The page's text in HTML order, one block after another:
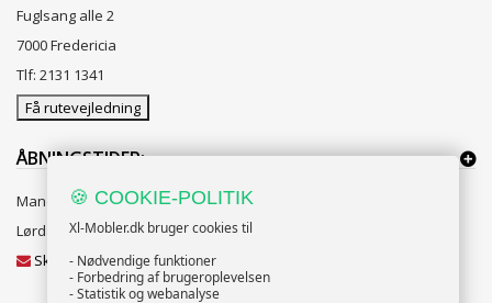
Fuglsang alle 2
7000 Fredericia
Tlf: 2131 1341
Få rutevejledning
ÅBNINGSTIDER:
Mandag til Fredag 10:00 til 18:00
Lørdag og Søndag 10:00 til 16:00
Skriv til vores kundeservice
🍪 COOKIE-POLITIK
Xl-Mobler.dk bruger cookies til
- Nødvendige funktioner
- Forbedring af brugeroplevelsen
- Statistik og webanalyse